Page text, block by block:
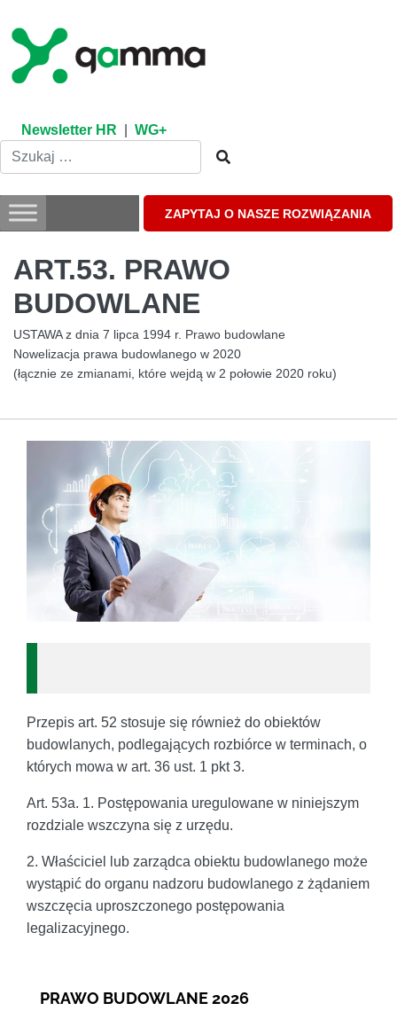
content
Newsletter HR WG+
ZAPYTAJ O NASZE ROZWIĄZANIA
ART.53. PRAWO
BUDOWLANE
USTAWA z dnia 7 lipca 1994 r. Prawo budowlane
Nowelizacja prawa budowlanego w 2020
(łącznie ze zmianami, które wejdą w 2 połowie 2020 roku)
Przepis art. 52 stosuje się również do obiektów
budowlanych, podlegających rozbiórce w terminach, o
których mowa w art. 36 ust. 1 pkt 3.
Art. 53a. 1. Postępowania uregulowane w niniejszym
rozdziale wszczyna się z urzędu.
2. Właściciel lub zarządca obiektu budowlanego może
wystąpić do organu nadzoru budowlanego z żądaniem
wszczęcia uproszczonego postępowania
legalizacyjnego.
PRAWO BUDOWLANE 2026